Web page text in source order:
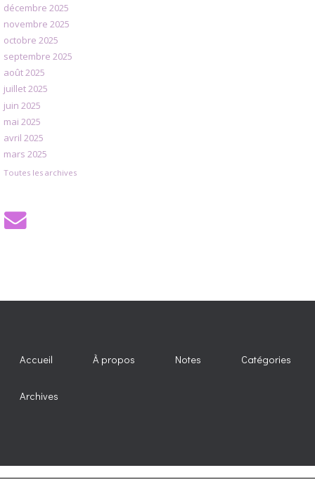
décembre 2025
novembre 2025
octobre 2025
septembre 2025
août 2025
juillet 2025
juin 2025
mai 2025
avril 2025
mars 2025
Toutes les archives
Accueil À propos Notes Catégories
Archives